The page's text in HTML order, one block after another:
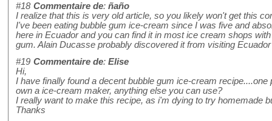
#18 Commentaire de: ñaño
I realize that this is very old article, so you likely won't get this
I've been eating bubble gum ice-cream since I was five and
here in Ecuador and you can find it in most ice cream shops
gum. Alain Ducasse probably discovered it from visiting
#19 Commentaire de: Elise
Hi,
I have finally found a decent bubble gum ice-cream
own a ice-cream maker, anything else you can use?
I really want to make this recipe, as i'm dying to try homemade
Thanks